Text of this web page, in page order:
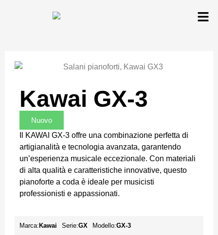
Kawai GX-3
Nuovo
Il KAWAI GX-3 offre una combinazione perfetta di
artigianalità e tecnologia avanzata, garantendo
un’esperienza musicale eccezionale. Con materiali
di alta qualità e caratteristiche innovative, questo
pianoforte a coda è ideale per musicisti
professionisti e appassionati.
Marca: Kawai Serie:GX Modello:GX-3